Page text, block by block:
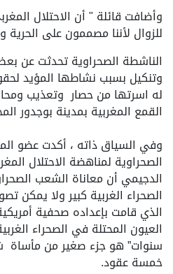
وأضافت قائلة " أن الاحتلال
للزوال لأننا مصممون على الحرية
الناشطة الصحراوية تحدثت عن
وتنكيل بسبب نشاطها المؤيد
له اسرتها من حصار وتعذيب
القمع المغربية بمدينة بوجدور
وفي السياق ذاته ، أكدت عضو
الصحراوية لمناهضة الاحتلال
الدجيمي أن معاناة الشعب
الصحراء الغربية كبير ولا يمكن
الذي قامت بإعداده صحفية
سنوات” هو جزء صغير من مأساة
خمسة عقود.